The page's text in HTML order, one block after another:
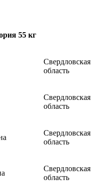
55 кг
Свердловская
область
Свердловская
область
Свердловская
область
Свердловская
область